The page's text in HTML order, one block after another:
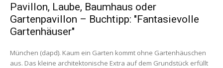
Pavillon, Laube, Baumhaus oder
Gartenpavillon – Buchtipp: "Fantasievolle
Gartenhäuser"
München (dapd). Kaum ein Garten kommt ohne Gartenhäuschen
aus. Das kleine architektonische Extra auf dem Grundstück erfüllt